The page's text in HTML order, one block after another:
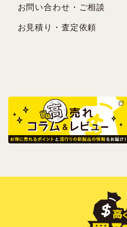
お問い合わせ・ご相談
お見積り・査定依頼